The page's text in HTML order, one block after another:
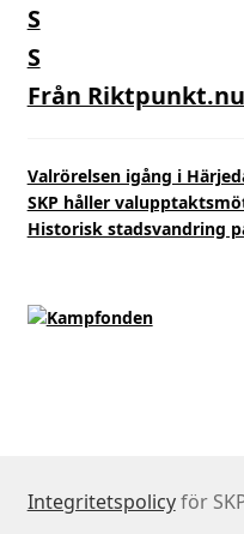
Från Riktpunkt.nu
Valrörelsen igång i
SKP håller
Historisk stadsvandring
Integritetspolicyför